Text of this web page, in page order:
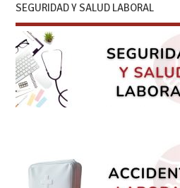
SEGURIDAD Y SALUD LABORAL